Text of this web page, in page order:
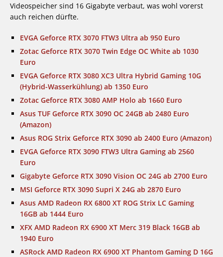
Videospeicher sind 16 Gigabyte verbaut, was wohl vorerst
auch reichen dürfte.
EVGA Geforce RTX 3070 FTW3 Ultra ab 950 Euro
Zotac Geforce RTX 3070 Twin Edge OC White ab 1030
Euro
EVGA Geforce RTX 3080 XC3 Ultra Hybrid Gaming 10G
(Hybrid-Wasserkühlung) ab 1350 Euro
Zotac Geforce RTX 3080 AMP Holo ab 1660 Euro
Asus TUF Geforce RTX 3090 OC 24GB ab 2480 Euro
(Amazon)
Asus ROG Strix Geforce RTX 3090 ab 2400 Euro (Amazon)
EVGA Geforce RTX 3090 FTW3 Ultra Gaming ab 2560
Euro
Gigabyte Geforce RTX 3090 Vision OC 24G ab 2700 Euro
MSI Geforce RTX 3090 Supri X 24G ab 2870 Euro
Asus AMD Radeon RX 6800 XT ROG Strix LC Gaming
16GB ab 1444 Euro
XFX AMD Radeon RX 6900 XT Merc 319 Black 16GB ab
1940 Euro
ASRock AMD Radeon RX 6900 XT Phantom Gaming D 16G